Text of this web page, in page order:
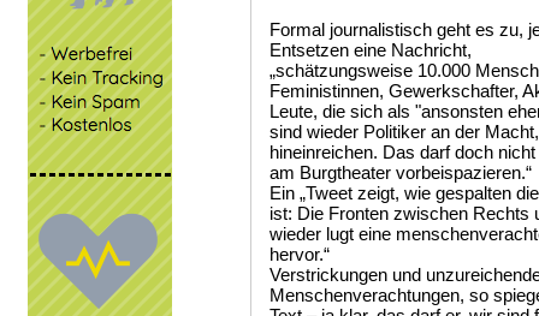
Formal journalistisch geht es zu,
Entsetzen eine Nachricht,
„schätzungsweise 10.000
Feministinnen, Gewerkschafter,
Leute, die sich als "ansonsten
sind wieder Politiker an der
hineinreichen. Das darf doch
am Burgtheater vorbeispazieren.“
Ein „Tweet zeigt, wie gespalten
ist: Die Fronten zwischen Rechts
wieder lugt eine
hervor.“
Verstrickungen und
Menschenverachtungen, so